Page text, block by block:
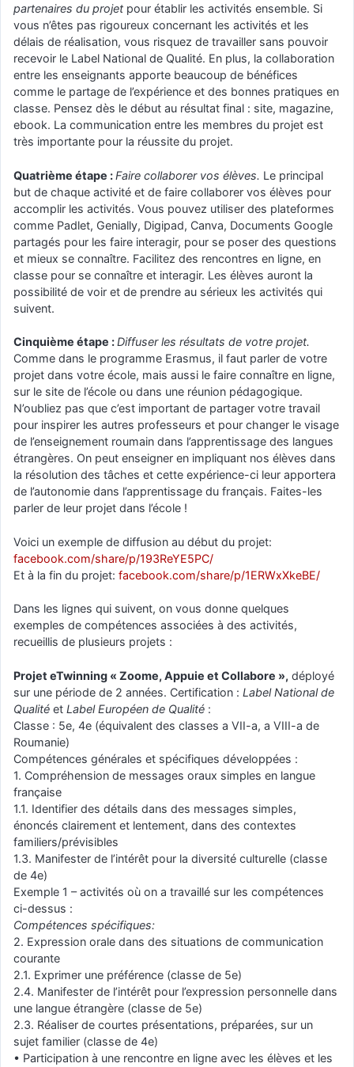
partenaires du projet pour établir les activités ensemble. Si
vous n’êtes pas rigoureux concernant les activités et les
délais de réalisation, vous risquez de travailler sans pouvoir
recevoir le Label National de Qualité. En plus, la collaboration
entre les enseignants apporte beaucoup de bénéfices
comme le partage de l’expérience et des bonnes pratiques en
classe. Pensez dès le début au résultat final : site, magazine,
ebook. La communication entre les membres du projet est
très importante pour la réussite du projet.
Quatrième étape :Faire collaborer vos élèves. Le principal
but de chaque activité et de faire collaborer vos élèves pour
accomplir les activités. Vous pouvez utiliser des plateformes
comme Padlet, Genially, Digipad, Canva, Documents Google
partagés pour les faire interagir, pour se poser des questions
et mieux se connaître. Facilitez des rencontres en ligne, en
classe pour se connaître et interagir. Les élèves auront la
possibilité de voir et de prendre au sérieux les activités qui
suivent.
Cinquième étape :Diffuser les résultats de votre projet.
Comme dans le programme Erasmus, il faut parler de votre
projet dans votre école, mais aussi le faire connaître en ligne,
sur le site de l’école ou dans une réunion pédagogique.
N’oubliez pas que c’est important de partager votre travail
pour inspirer les autres professeurs et pour changer le visage
de l’enseignement roumain dans l’apprentissage des langues
étrangères. On peut enseigner en impliquant nos élèves dans
la résolution des tâches et cette expérience-ci leur apportera
de l’autonomie dans l’apprentissage du français. Faites-les
parler de leur projet dans l’école !
Voici un exemple de diffusion au début du projet:
facebook.com/share/p/193ReYE5PC/
Et à la fin du projet: facebook.com/share/p/1ERWxXkeBE/
Dans les lignes qui suivent, on vous donne quelques
exemples de compétences associées à des activités,
recueillis de plusieurs projets :
Projet eTwinning « Zoome, Appuie et Collabore », déployé
sur une période de 2 années. Certification : Label National de
Qualité et Label Européen de Qualité :
Classe : 5e, 4e (équivalent des classes a VII-a, a VIII-a de
Roumanie)
Compétences générales et spécifiques développées :
1. Compréhension de messages oraux simples en langue
française
1.1. Identifier des détails dans des messages simples,
énoncés clairement et lentement, dans des contextes
familiers/prévisibles
1.3. Manifester de l’intérêt pour la diversité culturelle (classe
de 4e)
Exemple 1 – activités où on a travaillé sur les compétences
ci-dessus :
Compétences spécifiques:
2. Expression orale dans des situations de communication
courante
2.1. Exprimer une préférence (classe de 5e)
2.4. Manifester de l’intérêt pour l’expression personnelle dans
une langue étrangère (classe de 5e)
2.3. Réaliser de courtes présentations, préparées, sur un
sujet familier (classe de 4e)
• Participation à une rencontre en ligne avec les élèves et les